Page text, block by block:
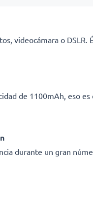
videocámara o DSLR.
de 1100mAh, eso
durante un gran